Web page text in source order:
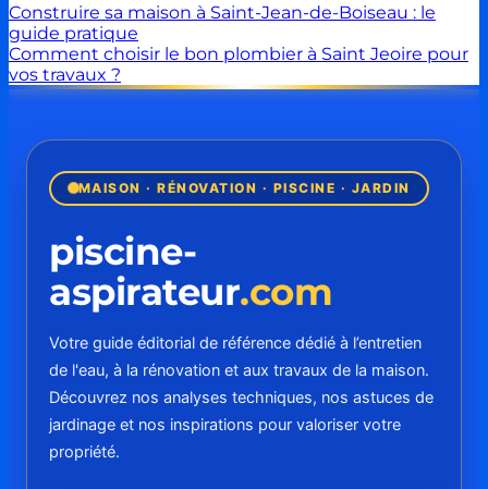
Construire sa maison à Saint-Jean-de-Boiseau : le
guide pratique
Comment choisir le bon plombier à Saint Jeoire pour
vos travaux ?
MAISON · RÉNOVATION · PISCINE · JARDIN
piscine-
aspirateur.com
Votre guide éditorial de référence dédié à l’entretien
de l'eau, à la rénovation et aux travaux de la maison.
Découvrez nos analyses techniques, nos astuces de
jardinage et nos inspirations pour valoriser votre
propriété.